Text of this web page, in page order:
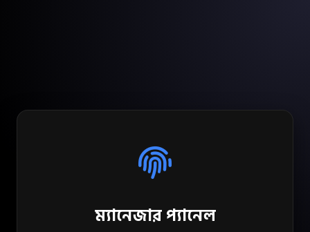
ম্যানেজার প্যানেল